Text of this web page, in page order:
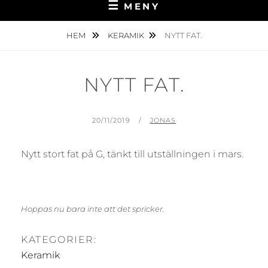
MENY
HEM KERAMIK NYTT FAT.
NYTT FAT.
PUBLICERAT
20/11/2019 AV
JONAS
Nytt stort fat på G, tänkt till utställningen i mars.
Hoppas nu bara inte att det spricker.
KATEGORIER:
Keramik